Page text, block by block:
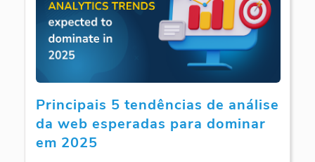
Principais 5 tendências de análise
da web esperadas para dominar
em 2025